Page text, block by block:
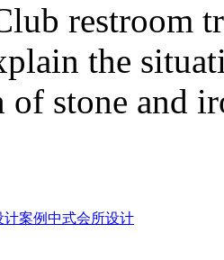
restroom
the
stone and
案例中式会所设计